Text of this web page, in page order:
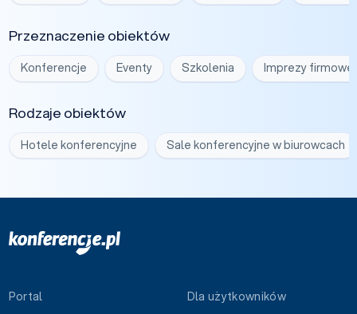
Przeznaczenie obiektów
Konferencje Eventy Szkolenia Imprezy firmowe
Rodzaje obiektów
Hotele konferencyjne Sale konferencyjne w biurowcach
Portal Dla użytkowników